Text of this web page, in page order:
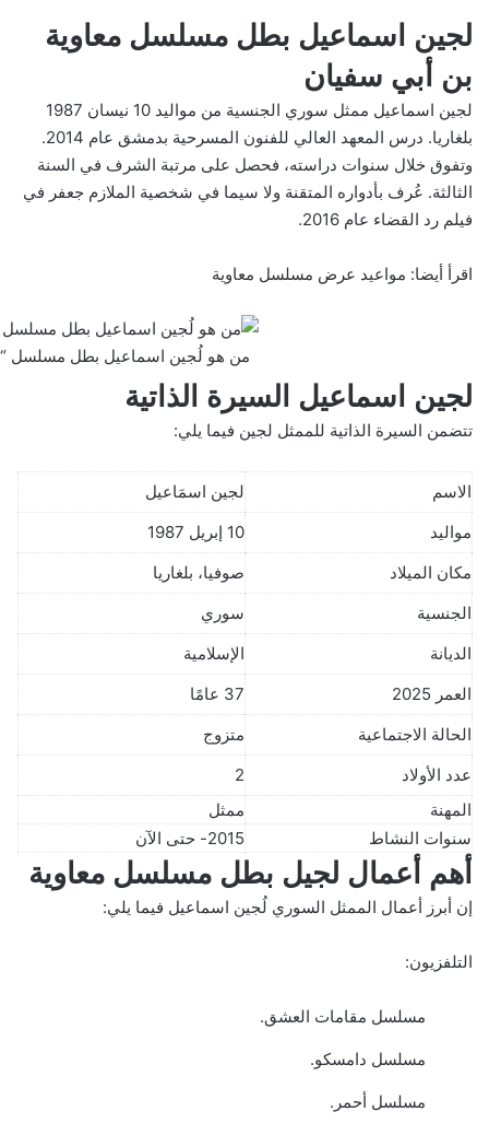
لجين اسماعيل بطل مسلسل معاوية
بن أبي سفيان
لجين اسماعيل ممثل سوري الجنسية من مواليد 10 نيسان 1987
بلغاريا. درس المعهد العالي للفنون المسرحية بدمشق عام 2014.
وتفوق خلال سنوات دراسته، فحصل على مرتبة الشرف في السنة
الثالثة. عُرف بأدواره المتقنة ولا سيما في شخصية الملازم جعفر في
فيلم رد القضاء عام 2016.
اقرأ أيضا: مواعيد عرض مسلسل معاوية
من هو لُجين اسماعيل بطل مسلسل
لجين اسماعيل السيرة الذاتية
تتضمن السيرة الذاتية للممثل لجين فيما يلي:
الاسم
لجين اسمَاعيل
مواليد
10 إبريل 1987
مكان الميلاد
صوفيا، بلغاريا
الجنسية
سوري
الديانة
الإسلامية
العمر 2025
37 عامًا
الحالة الاجتماعية
متزوج
عدد الأولاد
2
المهنة
ممثل
سنوات النشاط
2015- حتى الآن
أهم أعمال لجيل بطل مسلسل معاوية
إن أبرز أعمال الممثل السوري لُجين اسماعيل فيما يلي:
التلفزيون:
مسلسل مقامات العشق.
مسلسل دامسكو.
مسلسل أحمر.